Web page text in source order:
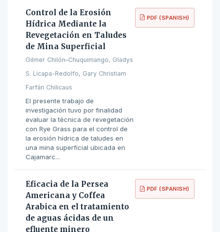
Control de la Erosión
Hídrica Mediante la
Revegetación en Taludes
de Mina Superficial
Gilmer Chilón–Chuquimango, Gladys
S. Licapa-Redolfo, Gary Christiam
Farfán Chilicaus
El presente trabajo de
investigación tuvo por finalidad
evaluar la técnica de revegetación
con Rye Grass para el control de
la erosión hídrica de taludes en
una mina superficial ubicada en
Cajamarc...
PDF (SPANISH)
Eficacia de la Persea
Americana y Coffea
Arabica en el tratamiento
de aguas ácidas de un
efluente minero
PDF (SPANISH)